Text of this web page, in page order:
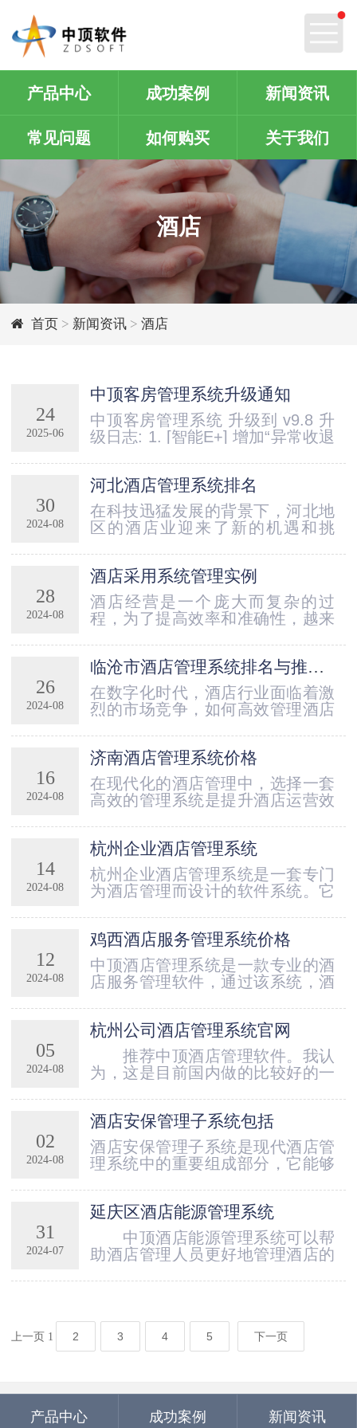
产品中心 成功案例 新闻资讯
常见问题 如何购买 关于我们
酒店
首页 > 新闻资讯 > 酒店
24
2025-06
中顶客房管理系统升级通知
中顶客房管理系统 升级到 v9.8 升
级日志: 1. [智能E+] 增加“异常收退
强制退款以及担保支付订单强制担
保完成 2. [智能E+] “异常收退款”功
能模块操作时增加日志记录3. [前
台营业] 当启用安全模式时，房态
图标显示客户名称增加加密显示 4.
[前台营业] 结账窗体中，点结...
30
2024-08
河北酒店管理系统排名
在科技迅猛发展的背景下，河北地
区的酒店业迎来了新的机遇和挑
营效率、优化客户体验的重要工
具，愈发受到业主的重视。如今，
各类酒店管理系统犹如雨后春笋，
层出不穷。在众多系统中，选择一
个合适的解决方案显得尤为重要。
对酒店从业者而言，了解系统的功
能、适用范围和服务质量，能够帮
助提升管理效率和客户满意...
28
2024-08
酒店采用系统管理实例
酒店经营是一个庞大而复杂的过
程，为了提高效率和准确性，越来
来帮助他们管理各个环节。中顶酒
店管理系统作为一款专业可靠的软
件，拥有以下优势：高效的预定管
理中顶酒店管理系统提供了完善的
预定管理功能，可以方便地记录客
人的个人信息、预计到达时间和住
宿需求。系统还能自动对比价格并
提供最优报价，提高预订...
26
2024-08
临沧市酒店管理系统排名与推荐：聚焦中顶酒店管理系统
在数字化时代，酒店行业面临着激
烈的市场竞争，如何高效管理酒店
难题。临沧市作为一个旅游目的
地，有许多酒店在努力提升自身的
服务水平和运营效率。为了帮助酒
店管理者选对系统，本文将深入探
讨临沧市酒店管理系统的排名，并
重点推荐中顶酒店管理系统。临沧
市酒店管理系统市场概况随着竞争
的加剧，临沧市的酒店业...
16
2024-08
济南酒店管理系统价格
在现代化的酒店管理中，选择一套
高效的管理系统是提升酒店运营效
会，其酒店数量众多，竞争激烈。
因此，拥有一个优秀的酒店管理系
统显得尤为重要。本文将着重介绍
中顶酒店管理系统在济南市场中的
优势，以及其价格合理性的分析。
中顶酒店管理系统的功能优势中顶
酒店管理系统具备全面而强大的功
能，能够有效满足各类酒...
14
2024-08
杭州企业酒店管理系统
杭州企业酒店管理系统是一套专门
为酒店管理而设计的软件系统。它
面，在酒店行业中得到了广泛的应
用和推荐。本文将介绍该系统的特
点和优势。一、功能强大杭州企业
酒店管理系统提供了酒店管理所需
的全面功能。它包括客房管理、预
订管理、财务管理、员工管理、物
料管理等各个方面。通过该系统，
酒店经理可以轻松管理酒...
12
2024-08
鸡西酒店服务管理系统价格
中顶酒店管理系统是一款专业的酒
店服务管理软件，通过该系统，酒
理、客户关系管理、库存管理等多
种功能，帮助酒店提高管理效率，
提升服务质量。中顶酒店管理系统
的优势中顶酒店管理系统拥有直观
的界面设计和丰富的功能模块，可
以满足不同酒店的管理需求。该系
统支持多语言、多货币，适应国际
化酒店的需求；同时，...
05
2024-08
杭州公司酒店管理系统官网
推荐中顶酒店管理软件。我认
为，这是目前国内做的比较好的一
年，接触过很多酒店，发现有些酒
店的管理水平还不如我们。为什么
会出现这种情况呢？我觉得其中有
两个原因。 第一，做酒店
管理软件的公司不多；第二，酒店
在使用软件上存在着误
区。 其实做酒店管理软件
的公司有很多，但是真正做得好
02
2024-08
酒店安保管理子系统包括
酒店安保管理子系统是现代酒店管
理系统中的重要组成部分，它能够
员工的生命财产安全。通过安保管
理系统，酒店可以实时监控酒店内
外的各个区域，及时发现异常情
况，有效应对突发事件。监控设备
的部署与管理酒店安保管理子系统
可以帮助酒店管理人员对监控设备
31
2024-07
延庆区酒店能源管理系统
中顶酒店能源管理系统可以帮
助酒店管理人员更好地管理酒店的
提高酒店的收益。目前，酒店管理
式，系统不能做到实时控制和调
控。中顶酒店能源管理系统可以解
决该问题，满足酒店在经营过程中
实现对能耗进行实时监控，...
上一页 1 2 3 4 5 下一页
产品中心 成功案例 新闻资讯